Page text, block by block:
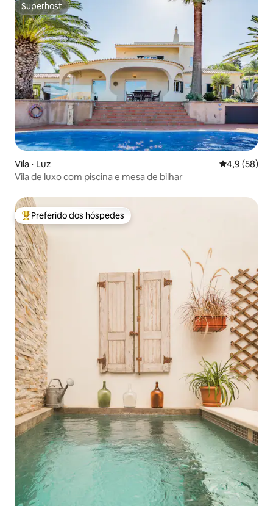
Superhost
Superhost
Vila ⋅ Luz 4,9 de uma
4,9 (58)
Vila de luxo com piscina e mesa de bilhar
Entre os melhores preferidos dos hóspedes
Preferido dos hóspedes